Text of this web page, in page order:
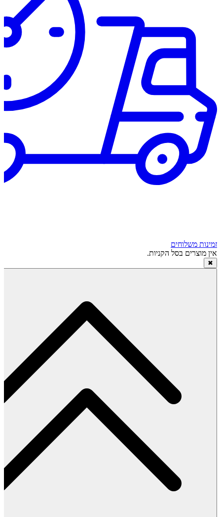
זמינות משלוחים
אין מוצרים בסל הקניות.
✖